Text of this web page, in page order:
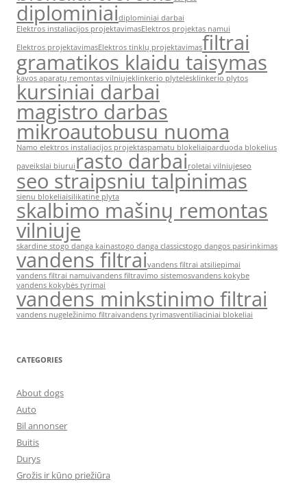
diplominiaidiplominiai darbai
Elektros instaliacijos projektavimasElektros projektas namui
Elektros projektavimasElektros tinklų projektavimasfiltrai
gramatikos klaidu taisymas
kavos aparatų remontas vilniujeklinkerio plytelėsklinkerio plytos
kursiniai darbai
magistro darbas
mikroautobusu nuoma
Namo elektros instaliacijos projektaspamatu blokeliaiparduoda blokelius
paveikslai biurui rasto darbai roletai vilniujeseo
seo straipsniu talpinimas
sienu blokeliaisilikatine plyta
skalbimo mašinų remontas
vilniuje
skardine stogo danga kainastogo danga classicstogo dangos pasirinkimas
vandens filtraivandens filtrai atsiliepimai
vandens filtrai namuivandens filtravimo sistemosvandens kokybe
vandens kokybės tyrimai
vandens minkstinimo filtrai
vandens nugeležinimo filtraivandens tyrimasventiliaciniai blokeliai
CATEGORIES
About dogs
Auto
Bil annonser
Buitis
Durys
Grožis ir kūno priežiūra